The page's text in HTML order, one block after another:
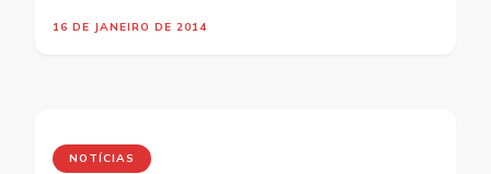
16 DE JANEIRO DE 2014
NOTÍCIAS